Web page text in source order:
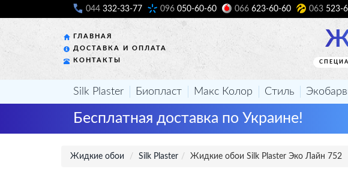
044 332-33-77 096 050-60-60 066 623-60-60 063 523-
ГЛАВНАЯ
ДОСТАВКА И ОПЛАТА
КОНТАКТЫ
Silk Plaster Биопласт Макс Колор Стиль
Бесплатная доставка по Украине!
Жидкие обои Silk Plaster Жидкие обои Silk Plaster Эко Лайн 752